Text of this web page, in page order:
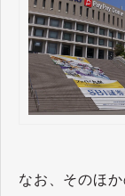
なお、そのほ